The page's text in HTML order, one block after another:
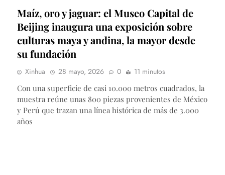
Maíz, oro y jaguar: el Museo Capital de
Beijing inaugura una exposición sobre
culturas maya y andina, la mayor desde
su fundación
Xinhua 28 mayo, 2026 0
11 minutos
Con una superficie de casi 10.000 metros cuadrados, la
muestra reúne unas 800 piezas provenientes de México
y Perú que trazan una línea histórica de más de 3.000
años